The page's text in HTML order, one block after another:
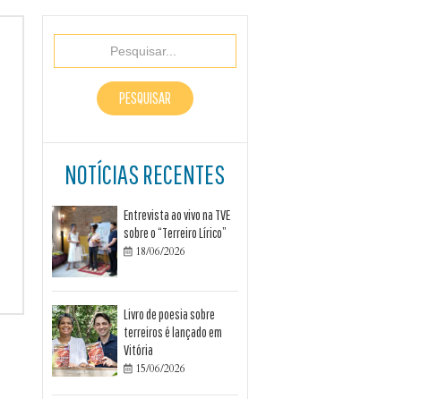
NOTÍCIAS RECENTES
Entrevista ao vivo na TVE
sobre o “Terreiro Lírico”
 18/06/2026
Livro de poesia sobre
terreiros é lançado em
Vitória
 15/06/2026